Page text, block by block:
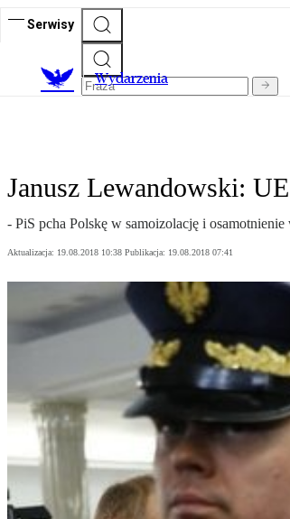
Serwisy
Wydarzenia
Janusz Lewandowski:
- PiS pcha Polskę w samoizolację i
Aktualizacja: 19.08.2018 10:38 Publikacja: 19.08.2018 07:41